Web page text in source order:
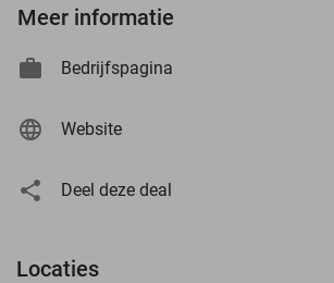
Meer informatie
Bedrijfspagina
Website
Deel deze deal
Locaties